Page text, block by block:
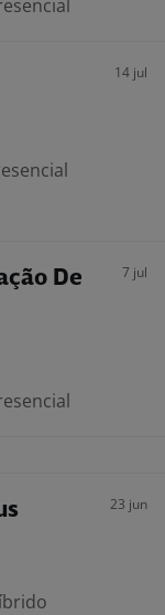
14 jul
De
7 jul
23 jun